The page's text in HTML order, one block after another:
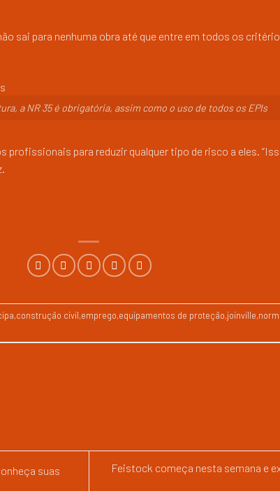
sai para nenhuma obra até que entre em todos os
a NR 35 é obrigatória, assim como o uso de todos os EPIs
para reduzir qualquer tipo de risco a eles.
,construção civil,emprego,equipamentos de proteção,joinville,
suas
Feistock começa nesta semana e